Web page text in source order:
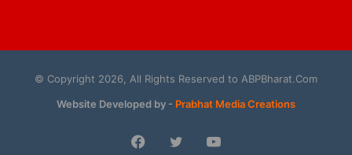
© Copyright 2026, All Rights Reserved to ABPBharat.Com
Website Developed by - Prabhat Media Creations
Facebook
TwitterYouTube